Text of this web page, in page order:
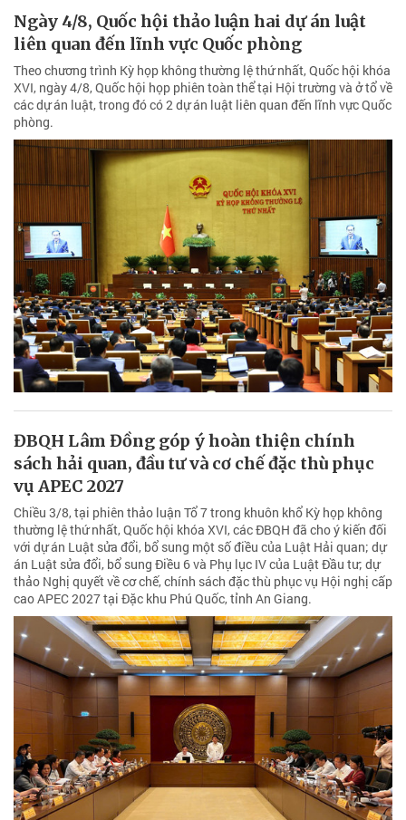
Ngày 4/8, Quốc hội thảo luận hai dự án luật
liên quan đến lĩnh vực Quốc phòng
Theo chương trình Kỳ họp không thường lệ thứ nhất, Quốc hội khóa
XVI, ngày 4/8, Quốc hội họp phiên toàn thể tại Hội trường và ở tổ về
các dự án luật, trong đó có 2 dự án luật liên quan đến lĩnh vực Quốc
phòng.
ĐBQH Lâm Đồng góp ý hoàn thiện chính
sách hải quan, đầu tư và cơ chế đặc thù phục
vụ APEC 2027
Chiều 3/8, tại phiên thảo luận Tổ 7 trong khuôn khổ Kỳ họp không
thường lệ thứ nhất, Quốc hội khóa XVI, các ĐBQH đã cho ý kiến đối
với dự án Luật sửa đổi, bổ sung một số điều của Luật Hải quan; dự
án Luật sửa đổi, bổ sung Điều 6 và Phụ lục IV của Luật Đầu tư; dự
thảo Nghị quyết về cơ chế, chính sách đặc thù phục vụ Hội nghị cấp
cao APEC 2027 tại Đặc khu Phú Quốc, tỉnh An Giang.